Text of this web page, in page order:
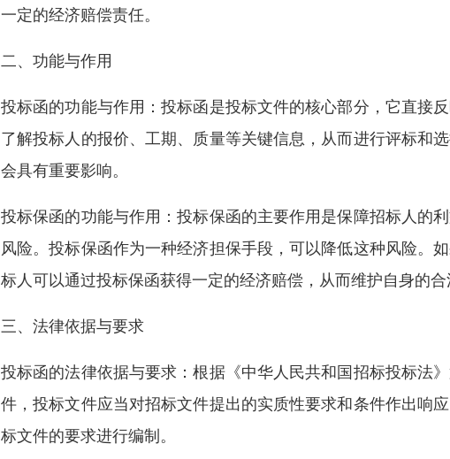
一定的经济赔偿责任。
二、功能与作用
投标函的功能与作用：投标函是投标文件的核心部分，它直接
了解投标人的报价、工期、质量等关键信息，从而进行评标和
会具有重要影响。
投标保函的功能与作用：投标保函的主要作用是保障招标人的
风险。投标保函作为一种经济担保手段，可以降低这种风险。
标人可以通过投标保函获得一定的经济赔偿，从而维护自身的合
三、法律依据与要求
投标函的法律依据与要求：根据《中华人民共和国招标投标法
件，投标文件应当对招标文件提出的实质性要求和条件作出响
标文件的要求进行编制。